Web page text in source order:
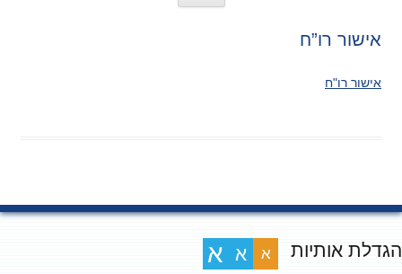
אישור רו”ח
אישור רו"ח
אותיות א א א